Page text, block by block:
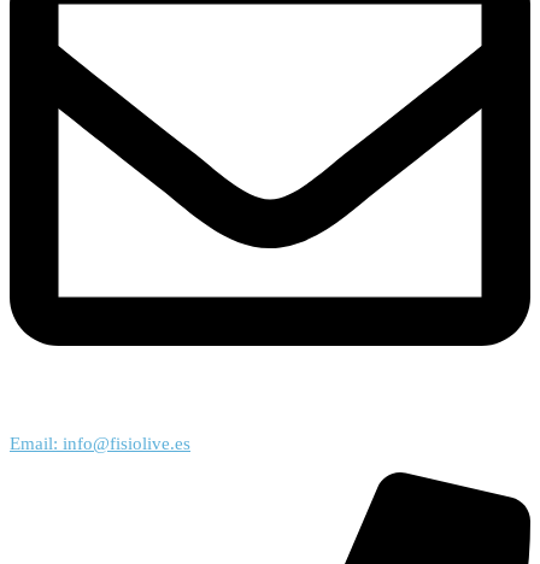
Email: info@fisiolive.es